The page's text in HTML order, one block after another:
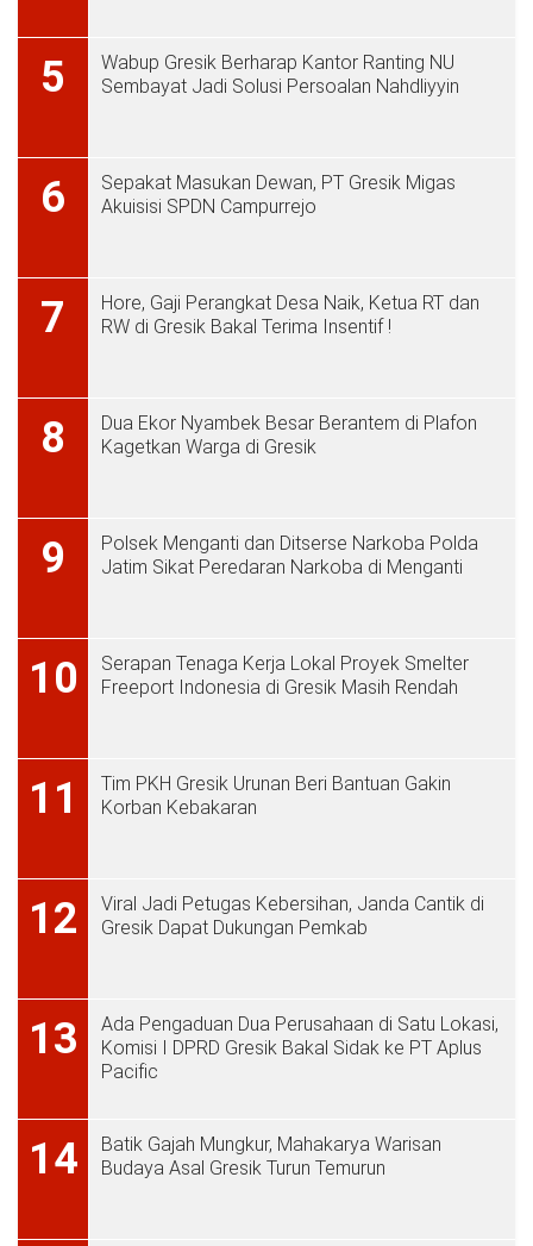
5
Wabup Gresik Berharap Kantor Ranting NU
Sembayat Jadi Solusi Persoalan Nahdliyyin
6
Sepakat Masukan Dewan, PT Gresik Migas
Akuisisi SPDN Campurrejo
7
Hore, Gaji Perangkat Desa Naik, Ketua RT dan
RW di Gresik Bakal Terima Insentif !
8
Dua Ekor Nyambek Besar Berantem di Plafon
Kagetkan Warga di Gresik
9
Polsek Menganti dan Ditserse Narkoba Polda
Jatim Sikat Peredaran Narkoba di Menganti
10
Serapan Tenaga Kerja Lokal Proyek Smelter
Freeport Indonesia di Gresik Masih Rendah
11
Tim PKH Gresik Urunan Beri Bantuan Gakin
Korban Kebakaran
12
Viral Jadi Petugas Kebersihan, Janda Cantik di
Gresik Dapat Dukungan Pemkab
13
Ada Pengaduan Dua Perusahaan di Satu Lokasi,
Komisi I DPRD Gresik Bakal Sidak ke PT Aplus
Pacific
14
Batik Gajah Mungkur, Mahakarya Warisan
Budaya Asal Gresik Turun Temurun